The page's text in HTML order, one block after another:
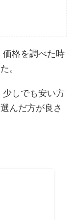
格を調べた時
。
しでも安い方
んだ方が良さ